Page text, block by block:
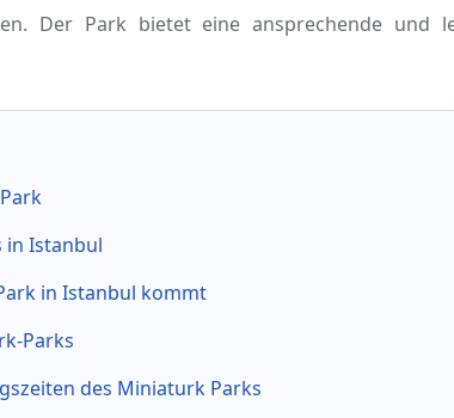
Der Park bietet eine ansprechende und
in Istanbul
in Istanbul kommt
Parks
des Miniaturk Parks